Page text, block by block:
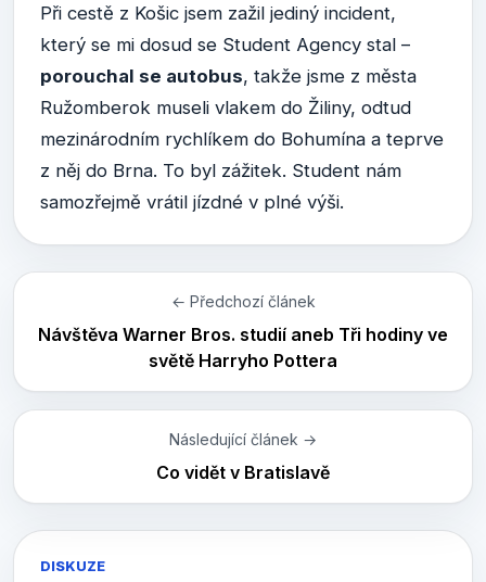
Při cestě z Košic jsem zažil jediný incident,
který se mi dosud se Student Agency stal –
porouchal se autobus, takže jsme z města
Ružomberok museli vlakem do Žiliny, odtud
mezinárodním rychlíkem do Bohumína a teprve
z něj do Brna. To byl zážitek. Student nám
samozřejmě vrátil jízdné v plné výši.
← Předchozí článek
Návštěva Warner Bros. studií aneb Tři hodiny ve
světě Harryho Pottera
Následující článek →
Co vidět v Bratislavě
DISKUZE